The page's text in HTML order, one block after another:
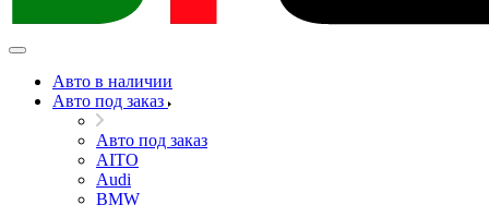
Авто в наличии
Авто под заказ
Авто под заказ
AITO
Audi
BMW